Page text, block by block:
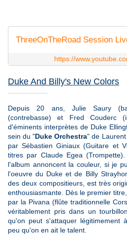
https://
Duke And Billy's New Colors
Depuis 20 ans, Julie Saury
(contrebasse) et Fred Couderc
d'éminents interprètes de Duke
sein du "Duke Orchestra" de
par Sébastien Giniaux (Guitare et
titres par Claude Egea
l'album annoncent la couleur, si je
l'oeuvre du Duke et de Billy
des deux compositieurs, est très
enthousiasmante. Dès le premier
par la Pivana (flûte traditionnelle
véritablement pris dans un
qu'on peut s'attaquer légitimement
peu qu'on en ait le talent.